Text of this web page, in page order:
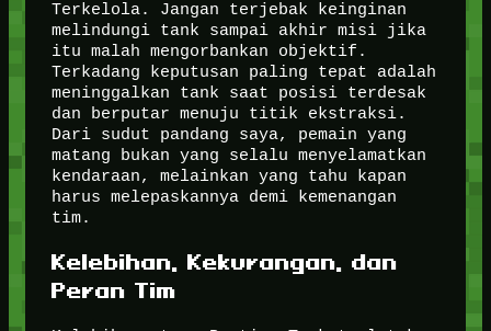
Terkelola. Jangan terjebak keinginan
melindungi tank sampai akhir misi jika
itu malah mengorbankan objektif.
Terkadang keputusan paling tepat adalah
meninggalkan tank saat posisi terdesak
dan berputar menuju titik ekstraksi.
Dari sudut pandang saya, pemain yang
matang bukan yang selalu menyelamatkan
kendaraan, melainkan yang tahu kapan
harus melepaskannya demi kemenangan
tim.
Kelebihan, Kekurangan, dan
Peran Tim